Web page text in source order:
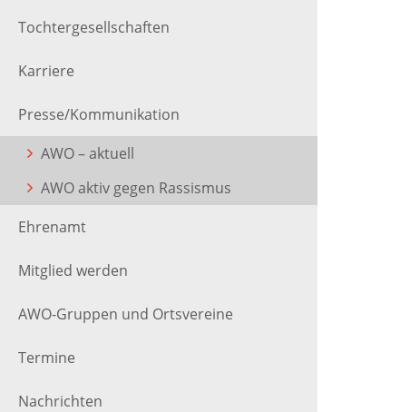
Tochtergesellschaften
Karriere
Presse/Kommunikation
AWO – aktuell
AWO aktiv gegen Rassismus
Ehrenamt
Mitglied werden
AWO-Gruppen und Ortsvereine
Termine
Nachrichten